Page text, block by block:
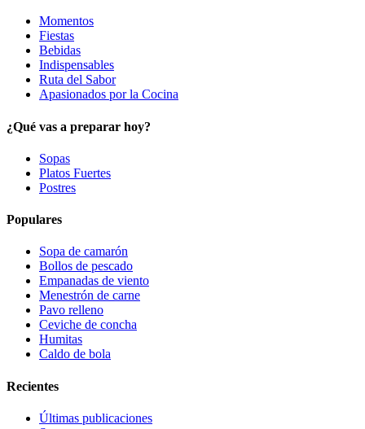
Momentos
Fiestas
Bebidas
Indispensables
Ruta del Sabor
Apasionados por la Cocina
¿Qué vas a preparar hoy?
Sopas
Platos Fuertes
Postres
Populares
Sopa de camarón
Bollos de pescado
Empanadas de viento
Menestrón de carne
Pavo relleno
Ceviche de concha
Humitas
Caldo de bola
Recientes
Últimas publicaciones